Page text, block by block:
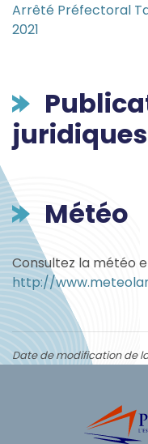
Arrêté Préfectoral
2021
juridiques
Météo
Consultez la météo
http://
Date de modification de